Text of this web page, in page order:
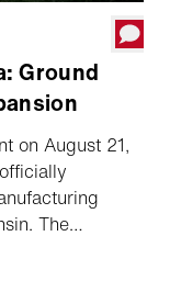
Ground
on August 21,
The